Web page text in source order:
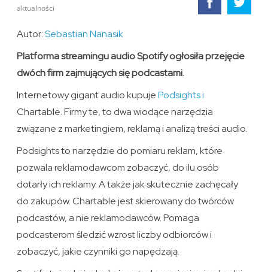
aktualności
Autor:Sebastian Nanasik
Platforma streamingu audio Spotify ogłosiła przejęcie
dwóch firm zajmujących się podcastami.
Internetowy gigant audio kupujePodsights i
Chartable. Firmy te, to dwa wiodące narzędzia
związane z marketingiem, reklamą i analizą treści audio.
Podsights to narzędzie do pomiaru reklam, które
pozwala reklamodawcom zobaczyć, do ilu osób
dotarły ich reklamy. A także jak skutecznie zachęcały
do ​​zakupów. Chartable jest skierowany do twórców
podcastów, a nie reklamodawców. Pomaga
podcasterom śledzić wzrost liczby odbiorców i
zobaczyć, jakie czynniki go napędzają.